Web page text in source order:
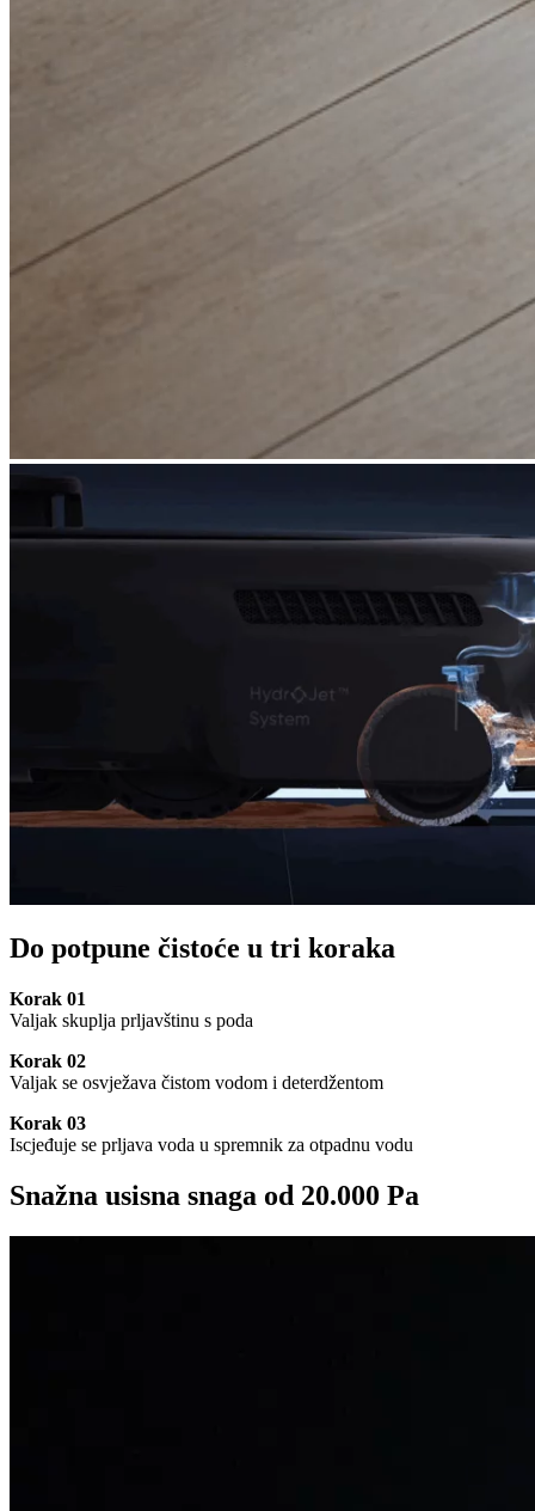
Do potpune čistoće u tri koraka
Korak 01
Valjak skuplja prljavštinu s poda
Korak 02
Valjak se osvježava čistom vodom i deterdžentom
Korak 03
Iscjeđuje se prljava voda u spremnik za otpadnu vodu
Snažna usisna snaga od 20.000 Pa